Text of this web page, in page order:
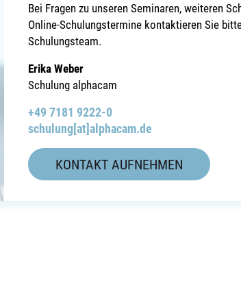
Bei Fragen zu unseren Seminaren, weiteren
Online-Schulungstermine kontaktieren Sie
Schulungsteam.
Erika Weber
Schulung alphacam
+49 7181 9222-0
schulung[at]alphacam.de
KONTAKT AUFNEHMEN